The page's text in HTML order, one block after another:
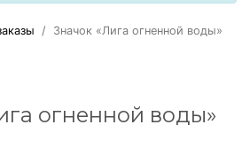
Значок «Лига огненной воды»
огненной воды»